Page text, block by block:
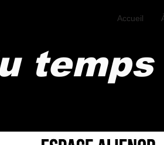
Accueil
temps